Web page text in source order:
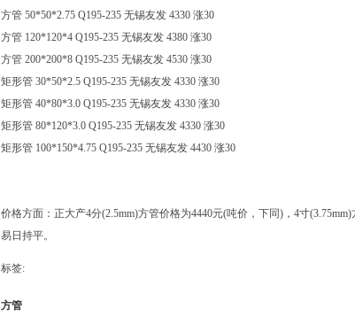
方管 50*50*2.75 Q195-235 无锡友发 4330 涨30
方管 120*120*4 Q195-235 无锡友发 4380 涨30
方管 200*200*8 Q195-235 无锡友发 4530 涨30
矩形管 30*50*2.5 Q195-235 无锡友发 4330 涨30
矩形管 40*80*3.0 Q195-235 无锡友发 4330 涨30
矩形管 80*120*3.0 Q195-235 无锡友发 4330 涨30
矩形管 100*150*4.75 Q195-235 无锡友发 4430 涨30
价格方面：正大产4分(2.5mm)方管价格为4440元(吨价，下同)，4寸
易日持平。
标签:
方管